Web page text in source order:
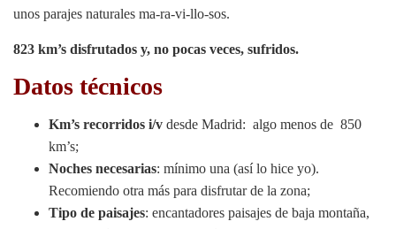
unos parajes naturales ma-ra-vi-llo-sos.
823 km’s disfrutados y, no pocas veces, sufridos.
Datos técnicos
Km’s recorridos i/v desde Madrid: algo menos de 850
km’s;
Noches necesarias: mínimo una (así lo hice yo).
Recomiendo otra más para disfrutar de la zona;
Tipo de paisajes: encantadores paisajes de baja montaña,